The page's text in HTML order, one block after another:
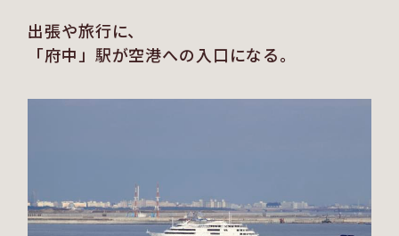
出張や旅行に、
「府中」駅が空港への入口になる。